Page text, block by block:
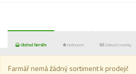
Obchod farmáře Hodnocení Zobrazit novinky
Farmář nemá žádný sortiment k prodeji!